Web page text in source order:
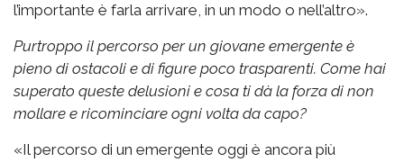
l’importante è farla arrivare, in un modo o nell’altro».
Purtroppo il percorso per un giovane emergente è
pieno di ostacoli e di figure poco trasparenti. Come hai
superato queste delusioni e cosa ti dà la forza di non
mollare e ricominciare ogni volta da capo?
«Il percorso di un emergente oggi è ancora più